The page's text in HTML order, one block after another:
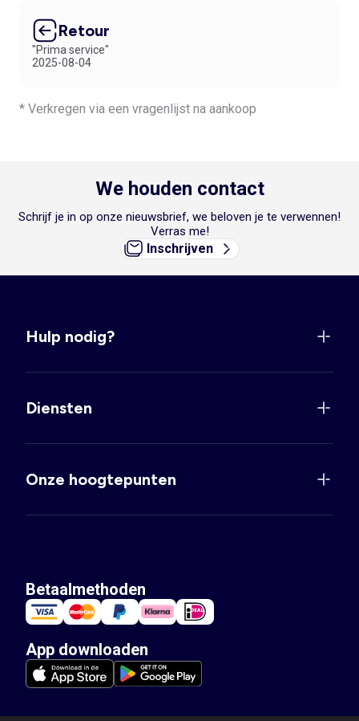
Retour
"Prima service"
2025-08-04
* Verkregen via een vragenlijst na aankoop
We houden contact
Schrijf je in op onze nieuwsbrief, we beloven je te verwennen!
Verras me!
Inschrijven
Hulp nodig?
Diensten
Onze hoogtepunten
Betaalmethoden
App downloaden